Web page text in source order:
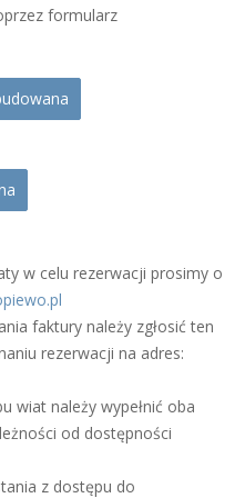
formularz
w celu rezerwacji prosimy o
faktury należy zgłosić ten
rezerwacji na adres:
wiat należy wypełnić oba
od dostępności
z dostępu do